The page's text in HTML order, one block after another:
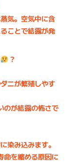
気。空気中に含
ことで結露が発
？
ニが繁殖しやす
のが結露の怖さで
染み込みます。
命を縮める原因に